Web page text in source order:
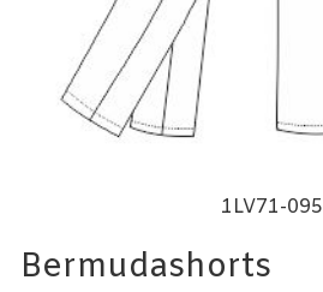
1LV71-095
Bermudashorts